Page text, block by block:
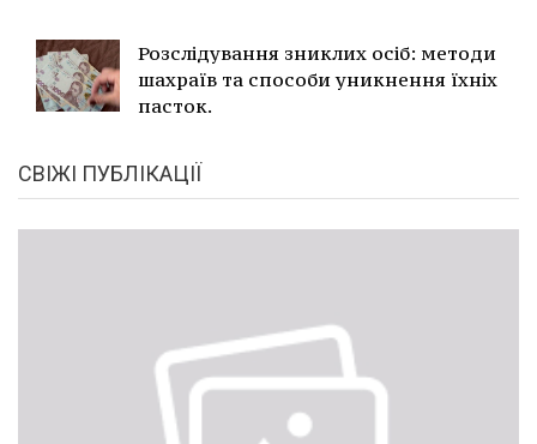
Розслідування зниклих осіб: методи
шахраїв та способи уникнення їхніх
пасток.
СВІЖІ ПУБЛІКАЦІЇ